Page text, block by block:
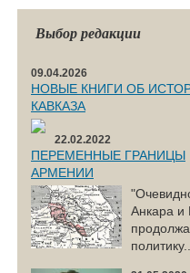
Выбор редакции
09.04.2026
НОВЫЕ КНИГИ ОБ
КАВКАЗА
22.02.2022
ПЕРЕМЕННЫЕ ГРАНИЦЫ
АРМЕНИИ
Анкара и
политику...